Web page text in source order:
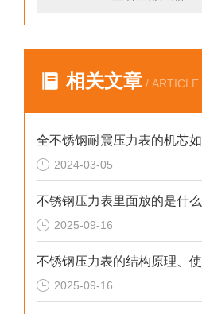
相关文章 / ARTICLE
2024-03-05
不锈钢压力表里面放的是什么
2025-09-16
2025-09-16